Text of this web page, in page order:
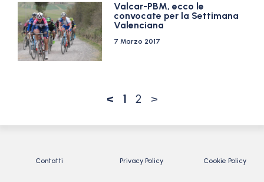
Valcar-PBM, ecco le
convocate per la Settimana
Valenciana
7 Marzo 2017
< 1 2 >
Contatti Privacy Policy Cookie Policy